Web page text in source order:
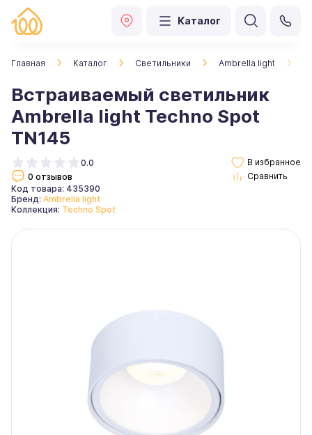
Каталог
Главная Каталог Светильники Ambrella light
Встраиваемый светильник
Ambrella light Techno Spot
TN145
0.0
0 отзывов
Код товара: 435390
Бренд: Ambrella light
Коллекция: Techno Spot